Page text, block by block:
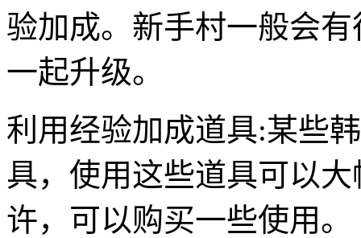
验加成。新手村一般会
一起升级。
利用经验加成道具:某些
具，使用这些道具可以
许，可以购买一些使用。